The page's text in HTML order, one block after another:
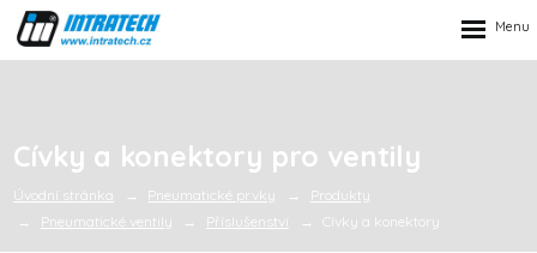
Cívky a konektory pro ventily
Úvodní stránka Pneumatické prvky
Produkty
Pneumatické ventily
Příslušenství Cívky a konektory